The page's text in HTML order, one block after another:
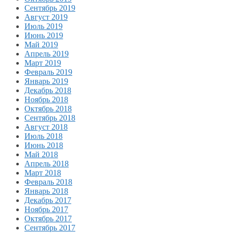
Сентябрь 2019
Август 2019
Июль 2019
Июнь 2019
Май 2019
Апрель 2019
Март 2019
Февраль 2019
Январь 2019
Декабрь 2018
Ноябрь 2018
Октябрь 2018
Сентябрь 2018
Август 2018
Июль 2018
Июнь 2018
Май 2018
Апрель 2018
Март 2018
Февраль 2018
Январь 2018
Декабрь 2017
Ноябрь 2017
Октябрь 2017
Сентябрь 2017